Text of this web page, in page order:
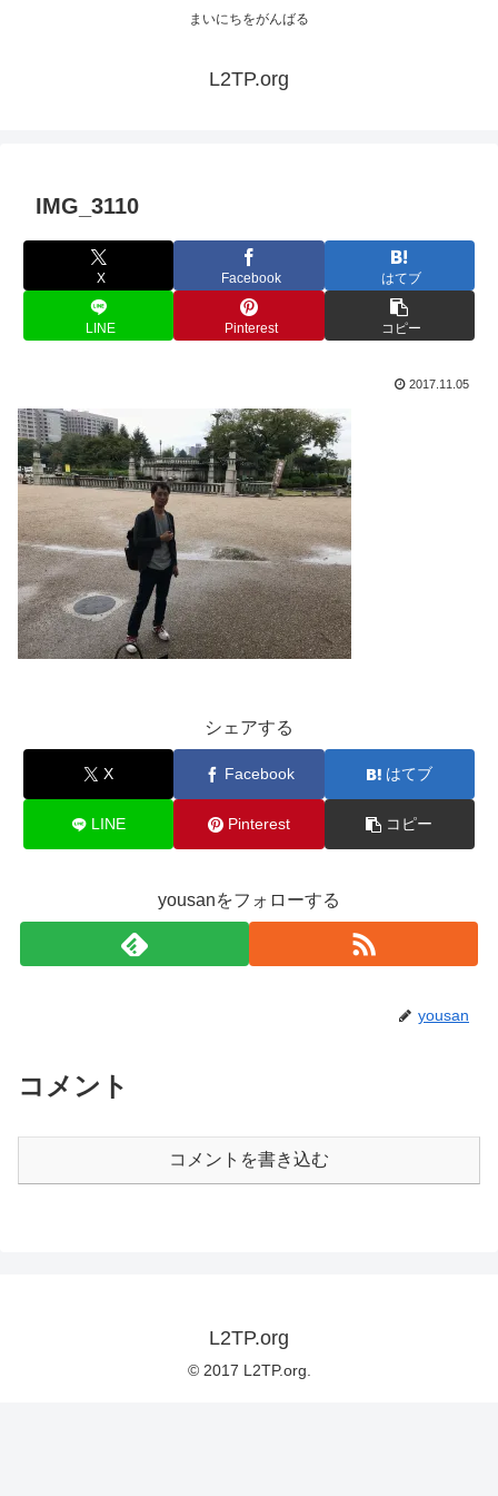
まいにちをがんばる
L2TP.org
IMG_3110
X Facebook はてブ
LINE Pinterest コピー
2017.11.05
シェアする
X Facebook はてブ
LINE Pinterest コピー
yousanをフォローする
yousan
コメント
コメントを書き込む
L2TP.org
© 2017 L2TP.org.